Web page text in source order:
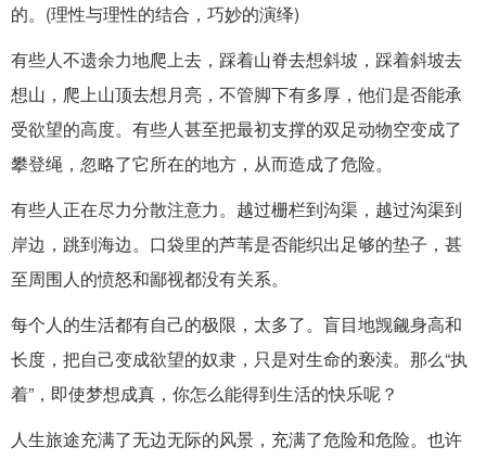
的。(理性与理性的结合，巧妙的演绎)
有些人不遗余力地爬上去，踩着山脊去想斜坡，踩着斜坡去
想山，爬上山顶去想月亮，不管脚下有多厚，他们是否能承
受欲望的高度。有些人甚至把最初支撑的双足动物空变成了
攀登绳，忽略了它所在的地方，从而造成了危险。
有些人正在尽力分散注意力。越过栅栏到沟渠，越过沟渠到
岸边，跳到海边。口袋里的芦苇是否能织出足够的垫子，甚
至周围人的愤怒和鄙视都没有关系。
每个人的生活都有自己的极限，太多了。盲目地觊觎身高和
长度，把自己变成欲望的奴隶，只是对生命的亵渎。那么“执
着”，即使梦想成真，你怎么能得到生活的快乐呢？
人生旅途充满了无边无际的风景，充满了危险和危险。也许